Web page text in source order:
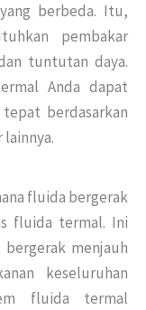
berbeda. Itu,
pembakar
tuntutan daya.
Anda dapat
berdasarkan
fluida bergerak
fluida termal. Ini
menjauh
keseluruhan
fluida termal